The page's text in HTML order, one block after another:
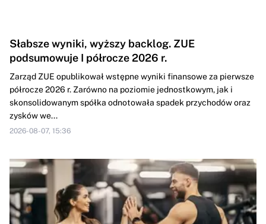
Słabsze wyniki, wyższy backlog. ZUE
podsumowuje I półrocze 2026 r.
Zarząd ZUE opublikował wstępne wyniki finansowe za pierwsze
półrocze 2026 r. Zarówno na poziomie jednostkowym, jak i
skonsolidowanym spółka odnotowała spadek przychodów oraz
zysków we...
2026-08-07, 15:36